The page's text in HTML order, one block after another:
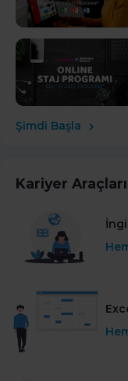
Şimdi Başla
Kariyer Araçları